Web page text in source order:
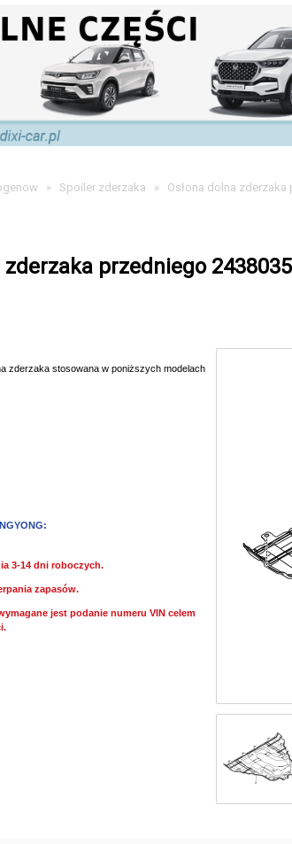
» Spoiler zderzaka » Osłona dolna
zderzaka przedniego
zderzaka stosowana w poniższych modelach
3-14 dni roboczych.
zapasów.
jest podanie numeru VIN celem